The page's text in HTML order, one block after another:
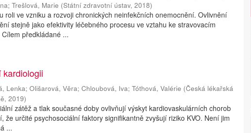
;Trešlová, Marie (Státní zdravotní ústav,2018)
roli ve vzniku a rozvoji chronických neinfekčních onemocnění. Ovlivnění
stejně jako efektivity léčebného procesu ve vztahu ke stravovacím
předkládané ...
kardiologii
Lenka;Olišarová, Věra;Chloubová, Iva;Tóthová, Valérie (Česká lékařská
,2019)
zátěž a tlak současné doby ovlivňují výskyt kardiovaskulárních chorob
že určité psychosociální faktory signifikantně zvyšují riziko KVO. Není jim
...